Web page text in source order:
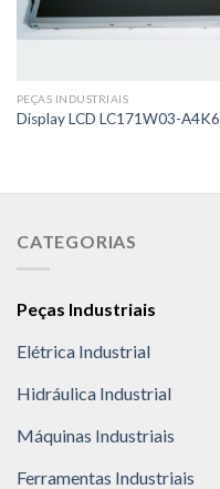
PEÇAS INDUSTRIAIS
Display LCD LC171W03-A4K6
CATEGORIAS
Peças Industriais
Elétrica Industrial
Hidráulica Industrial
Máquinas Industriais
Ferramentas Industriais